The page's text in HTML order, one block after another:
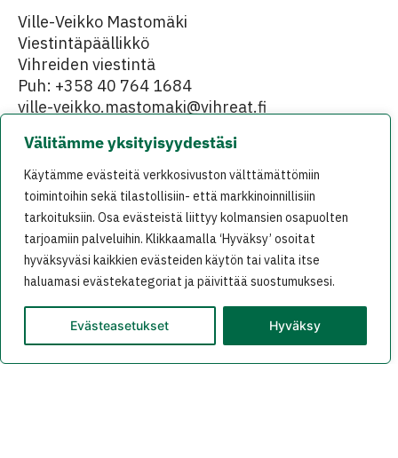
Välitämme yksityisyydestäsi
Käytämme evästeitä verkkosivuston välttämättömiin
toimintoihin sekä tilastollisiin- että markkinoinnillisiin
tarkoituksiin. Osa evästeistä liittyy kolmansien osapuolten
tarjoamiin palveluihin. Klikkaamalla ‘Hyväksy’ osoitat
hyväksyväsi kaikkien evästeiden käytön tai valita itse
haluamasi evästekategoriat ja päivittää suostumuksesi.
Evästeasetukset Hyväksy
Ville-Veikko Mastomäki
Viestintäpäällikkö
Vihreiden viestintä
Puh: +358 40 764 1684
ville-veikko.mastomaki@vihreat.fi
Kuva: Timo Mäkeläinen/Unsplash
No Comments
Leave a Reply
Your email address will not be published.
Required fields are marked *